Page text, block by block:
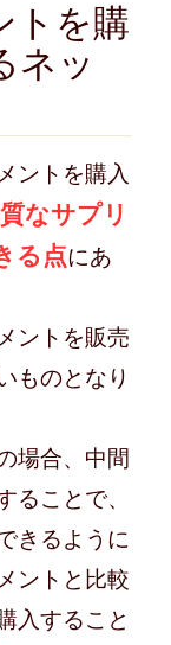
トを購
ネッ
ントを購入
なサプリ
る点にあ
ントを販売
ものとなり
場合、中間
ることで、
きるように
ントと比較
入すること